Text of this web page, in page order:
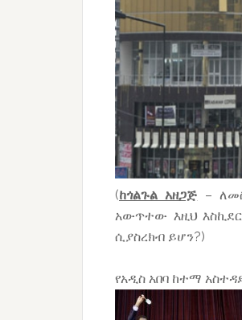
(ከጎልጉል አዘጋጅ –
አውጥተው እዚህ
ሲያስረክብ ይሆን?)
የአዲስ አበባ ከተማ